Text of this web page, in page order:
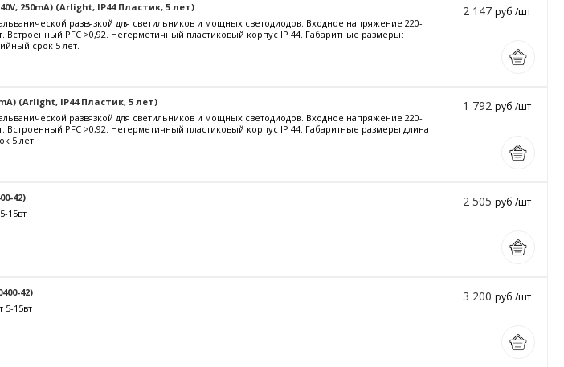
40V, 250mA) (Arlight, IP44 Пластик, 5 лет)
развязкой для светильников и мощных светодиодов. Входное напряжение 220-
Встроенный PFC >0,92. Негерметичный пластиковый корпус IP 44. Габаритные размеры:
срок 5 лет.
2 147 руб /шт
(Arlight, IP44 Пластик, 5 лет)
развязкой для светильников и мощных светодиодов. Входное напряжение 220-
Встроенный PFC >0,92. Негерметичный пластиковый корпус IP 44. Габаритные размеры длина
5 лет.
1 792 руб /шт
42)
15вт
2 505 руб /шт
42)
5-15вт
3 200 руб /шт